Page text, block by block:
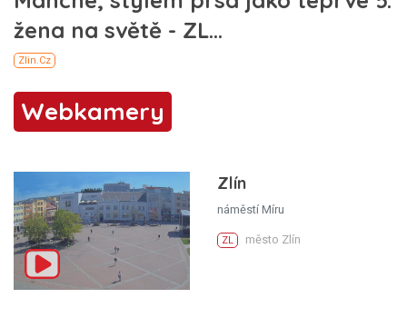
Webkamery
Zlín
náměstí Míru
ZL město Zlín